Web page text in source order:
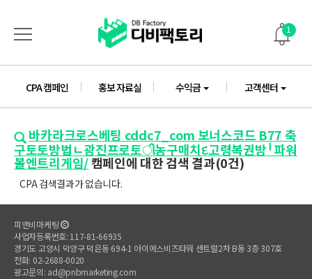
1
CPA 캠페인 홍보 자료실 수익금 고객센터
바카라크로스베팅 cddc7_com 보너스코드 B77 축
구토토방법ㄴ광진프로토ી농구매치દ고령복권방╵파워
볼엔트리게임/캠페인에 대한 검색 결과(0건)
CPA 검색결과가 없습니다.
피앤비마케팅
사업자등록번호: 117-81-66935
경기도 고양시 덕양구 덕은동 694-1 아이에스비즈타워 센트럴2차 B동 3층 307호
전화: 02-2688-0020
광고문의: ad@pnbmarketing.com